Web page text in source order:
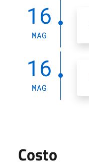
16
MAG
16
MAG
Costo